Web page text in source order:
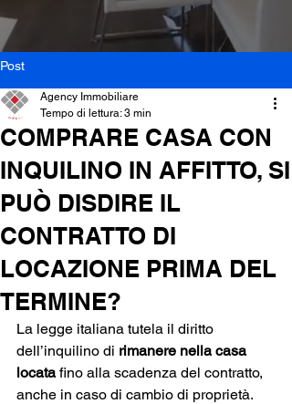
Post
COMPRARE CASA CON
INQUILINO IN AFFITTO, SI
PUÒ DISDIRE IL
CONTRATTO DI
LOCAZIONE PRIMA DEL
TERMINE?
Agency Immobiliare
Tempo di lettura: 3 min
La legge italiana tutela il diritto
dell’inquilino di rimanere nella casa
locata fino alla scadenza del contratto,
anche in caso di cambio di proprietà.